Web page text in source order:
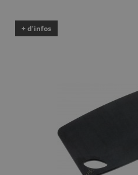
+ d’infos